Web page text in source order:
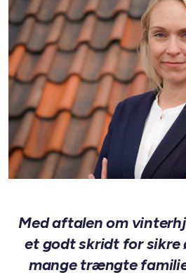
Med aftalen om
et godt skridt for sikre
mange trængte